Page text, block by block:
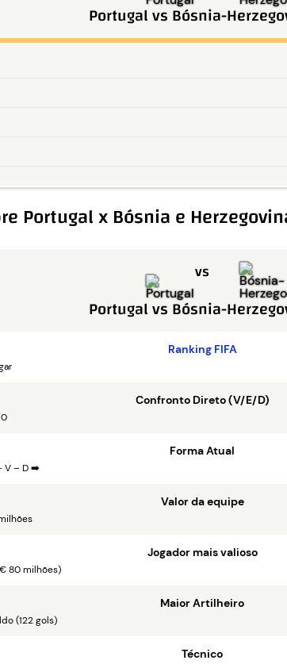
PortugalvsBósnia-
Portugal x Bósnia e
vs
PortugalvsBósnia-
Ranking FIFA
Confronto Direto (V/E/D)
Forma Atual
V – D ➡️
Valor da equipe
Jogador mais valioso
80 milhões)
Maior Artilheiro
(122 gols)
Técnico